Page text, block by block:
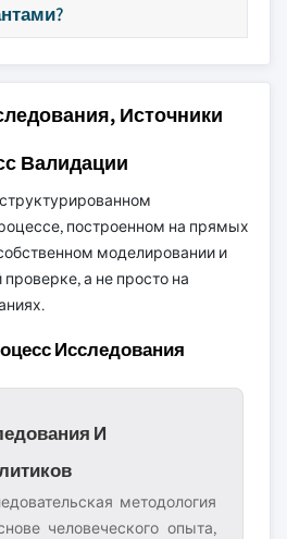
Источники
Валидации
построенном на прямых
моделировании и
а не просто на
Исследования
И
методология
человеческого опыта,